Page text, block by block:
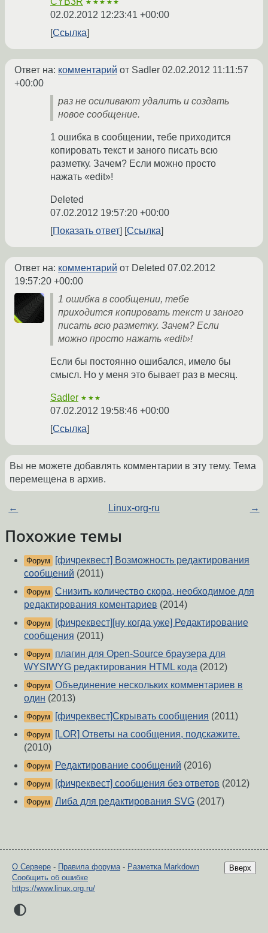
★★★★★
02.02.2012 12:23:41 +00:00
Ссылка
Ответ на: комментарий от Sadler 02.02.2012 11:11:57
+00:00
раз не осиливают удалить и создать
новое сообщение.
1 ошибка в сообщении, тебе приходится
копировать текст и заного писать всю
разметку. Зачем? Если можно просто
нажать «edit»!
Deleted
07.02.2012 19:57:20 +00:00
Показать ответ
Ссылка
Ответ на: комментарий от Deleted 07.02.2012
19:57:20 +00:00
1 ошибка в сообщении, тебе
приходится копировать текст и заного
писать всю разметку. Зачем? Если
можно просто нажать «edit»!
Если бы постоянно ошибался, имело бы
смысл. Но у меня это бывает раз в месяц.
Sadler ★★★
07.02.2012 19:58:46 +00:00
Ссылка
Вы не можете добавлять комментарии в эту тему. Тема
перемещена в архив.
← Linux-org-ru →
Похожие темы
Форум
[фичреквест] Возможность редактирования
сообщений (2011)
Форум Снизить количество скора, необходимое для
редактирования коментариев (2014)
Форум
[фичреквест][ну когда уже] Редактирование
сообщения (2011)
Форум
плагин для Open-Source браузера для
WYSIWYG редактирования HTML кода (2012)
Форум Объединение нескольких комментариев в
один (2013)
Форум [фичреквест]Скрывать сообщения (2011)
Форум
[LOR] Ответы на сообщения, подскажите.
(2010)
Форум Редактирование сообщений (2016)
Форум [фичреквест] сообщения без ответов (2012)
Форум Либа для редактирования SVG (2017)
Вверх
О Сервере - Правила форума- Разметка Markdown
Сообщить об ошибке
https://www.linux.org.ru/